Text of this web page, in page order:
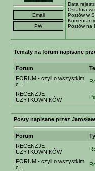
Data
Ostatnia
Postów w
Postów na
Tematy na forum napisane
Forum
FORUM - czyli o wszystkim
c...
RECENZJE
UŻYTKOWNIKÓW
Posty napisane przez
Forum
RECENZJE
UŻYTKOWNIKÓW
FORUM - czyli o wszystkim
c...